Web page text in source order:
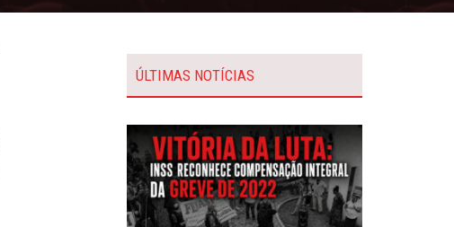
ÚLTIMAS NOTÍCIAS